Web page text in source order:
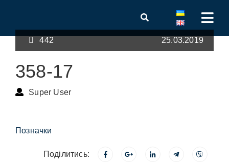
442 25.03.2019
358-17
Super User
Позначки
Поділитись: